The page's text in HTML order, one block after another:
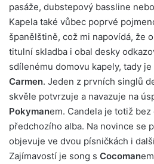
pasáže, dubstepový bassline
Kapela také vůbec poprvé
španělštině, což mi napovídá, že
titulní skladba i obal desky
sdílenému domovu kapely, tady
Carmen. Jeden z prvních singlů
skvěle potvrzuje a navazuje na
Pokymanem. Candela je totiž
předchozího alba. Na novince se
objevuje ve dvou písničkách i
Zajímavostí je song s Cocoman